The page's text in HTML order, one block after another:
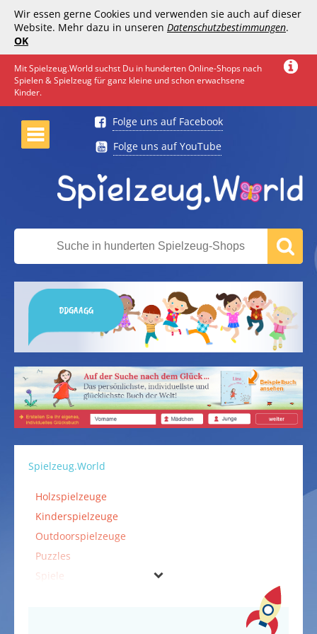
Wir essen gerne Cookies und verwenden sie auch auf dieser
Website. Mehr dazu in unseren Datenschutzbestimmungen.
OK
Mit Spielzeug.World suchst Du in hunderten Online-Shops nach
Spielen & Spielzeug für ganz kleine und schon erwachsene
Kinder.
Folge uns auf Facebook
Folge uns auf YouTube
DDGAAGG
Spielzeug.World
Holzspielzeuge
Kinderspielzeuge
Outdoorspielzeuge
Puzzles
Spiele